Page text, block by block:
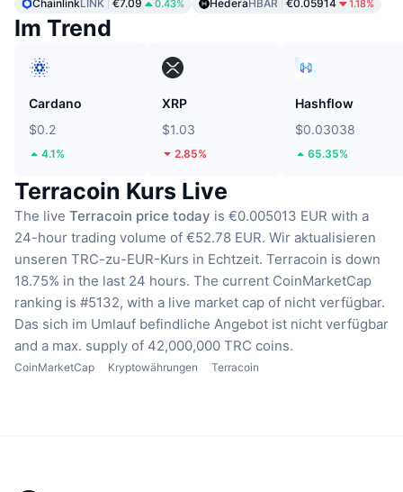
ChainlinkLINK €7.09 0.43% HederaHBAR €0.05914 1.18%
Im Trend
Cardano
$0.2
4.1%
XRP
$1.03
2.85%
Hashflow
$0.03038
65.35%
Terracoin Kurs Live
The live Terracoin price today is €0.005013 EUR with a
24-hour trading volume of €52.78 EUR. Wir aktualisieren
unseren TRC-zu-EUR-Kurs in Echtzeit. Terracoin is down
18.75% in the last 24 hours. The current CoinMarketCap
ranking is #5132, with a live market cap of nicht verfügbar.
Das sich im Umlauf befindliche Angebot ist nicht verfügbar
and a max. supply of 42,000,000 TRC coins.
CoinMarketCap Kryptowährungen Terracoin